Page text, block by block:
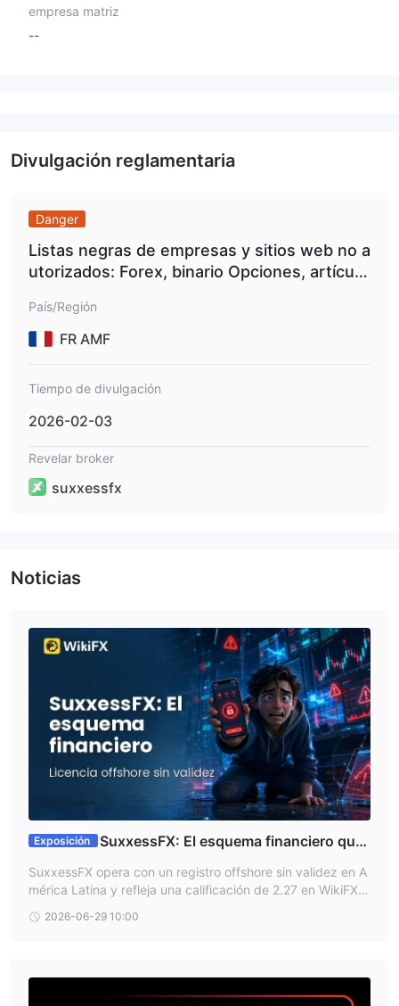
empresa matriz
--
Divulgación reglamentaria
Danger
Listas negras de empresas y sitios web no a
utorizados: Forex, binario Opciones, artículo
pationssuxxessfx.com.
País/Región
FR AMF
Tiempo de divulgación
2026-02-03
Revelar broker
suxxessfx
Noticias
Exposición
SuxxessFX: El esquema financiero que
SuxxessFX opera con un registro offshore sin validez en A
mérica Latina y refleja una calificación de 2.27 en WikiFX a
squema de extorsión enfocado en vaciar las cuentas medi
2026-06-29 10:00